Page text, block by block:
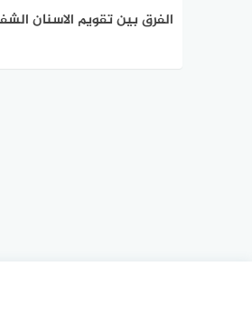
الفرق بين تقويم الاسنان